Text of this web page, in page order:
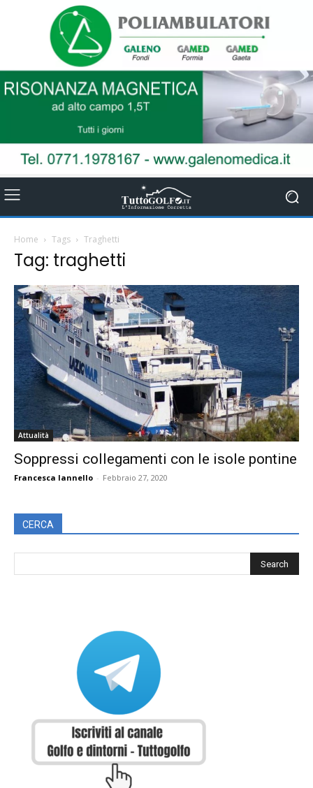
Home Tags Traghetti
Tag: traghetti
Attualità
Soppressi collegamenti con le isole pontine
Francesca Iannello - Febbraio 27, 2020
CERCA